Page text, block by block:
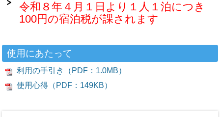
令和８年４月１日より１人１泊につき
100円の宿泊税が課されます
使用にあたって
利用の手引き（PDF：1.0MB）
使用心得（PDF：149KB）